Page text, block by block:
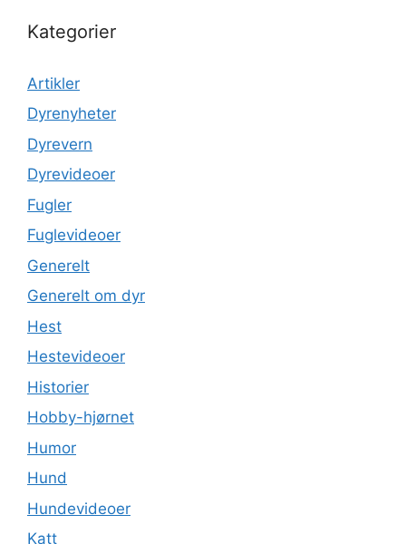
Kategorier
Artikler
Dyrenyheter
Dyrevern
Dyrevideoer
Fugler
Fuglevideoer
Generelt
Generelt om dyr
Hest
Hestevideoer
Historier
Hobby-hjørnet
Humor
Hund
Hundevideoer
Katt